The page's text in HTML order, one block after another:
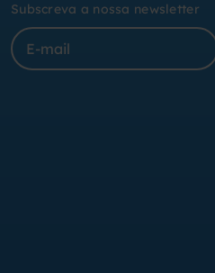
Subscreva a nossa newsletter